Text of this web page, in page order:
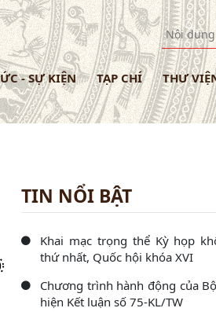
- SỰ KIỆN TẠP CHÍ THƯ
TIN NỔI BẬT
Khai mạc trọng thể Kỳ họp
thứ nhất, Quốc hội khóa XVI
Chương trình hành động của
hiện Kết luận số 75-KL/TW